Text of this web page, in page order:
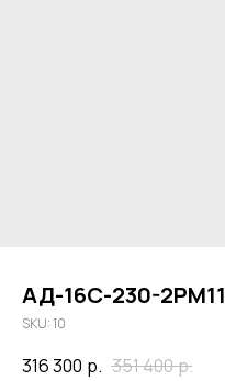
АД-16С-230-2РМ11
SKU:10
316 300 р. 351 400р.